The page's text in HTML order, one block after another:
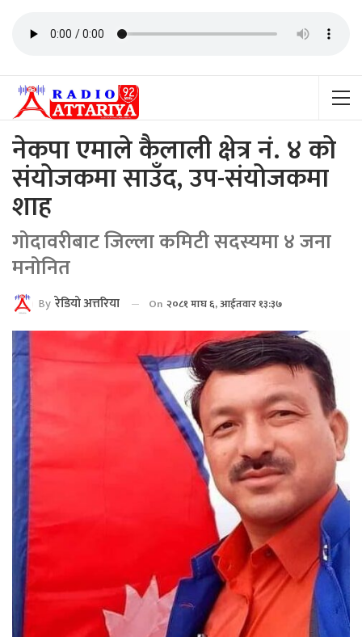
नेकपा एमाले कैलाली क्षेत्र नं. ४ को
संयोजकमा साउँद, उप-संयोजकमा
शाह
गोदावरीबाट जिल्ला कमिटी सदस्यमा ४ जना
मनोनित
By रेडियाे अत्तरिया On २०८१ माघ ६, आईतवार १३:३७